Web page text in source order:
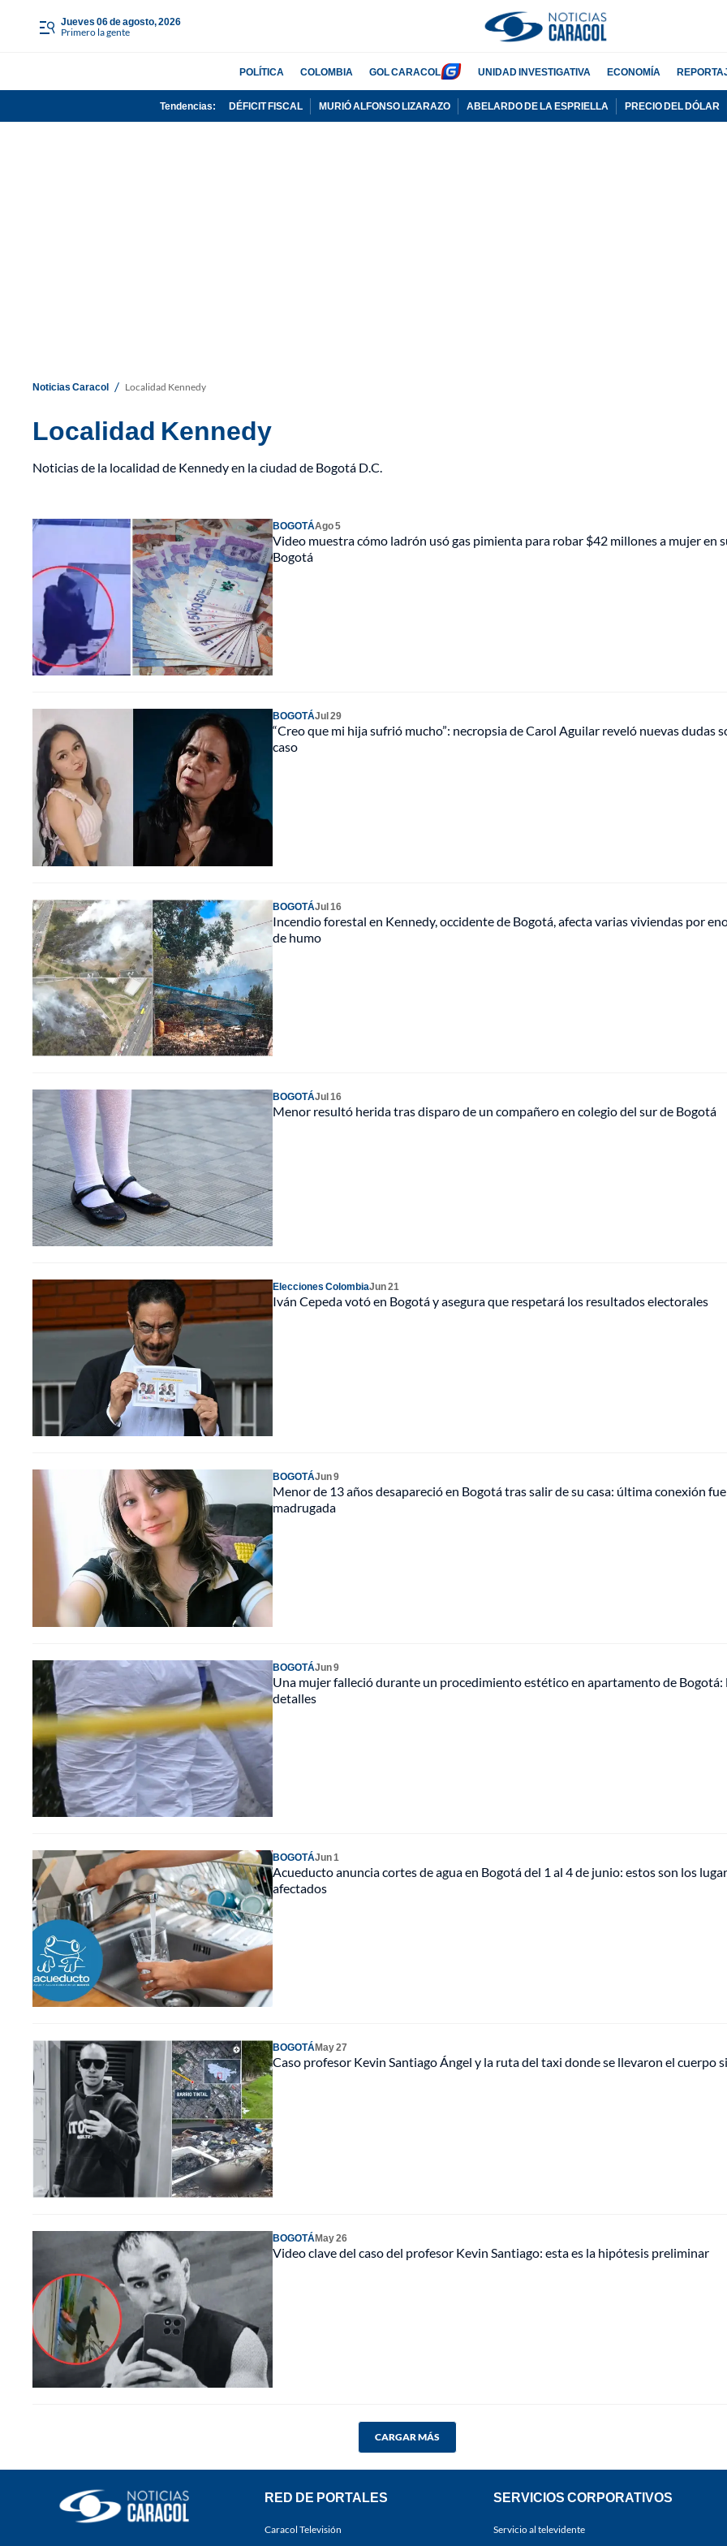
jueves 06 de agosto, 2026
Primero la gente
POLÍTICA COLOMBIA GOL CARACOL UNIDAD INVESTIGATIVA ECONOMÍA
Tendencias: DÉFICIT FISCAL MURIÓ ALFONSO LIZARAZO ABELARDO DE LA ESPRIELLA PRECIO DEL DÓLAR
Noticias Caracol / Localidad Kennedy
Localidad Kennedy
Noticias de la localidad de Kennedy en la ciudad de Bogotá D.C.
BOGOTÁAgo 5
Video muestra cómo ladrón usó gas pimienta para robar $42 millones a mujer en
Bogotá
BOGOTÁJul 29
“Creo que mi hija sufrió mucho”: necropsia de Carol Aguilar reveló nuevas dudas
caso
BOGOTÁJul 16
Incendio forestal en Kennedy, occidente de Bogotá, afecta varias viviendas por
de humo
BOGOTÁJul 16
Menor resultó herida tras disparo de un compañero en colegio del sur de Bogotá
Elecciones ColombiaJun 21
Iván Cepeda votó en Bogotá y asegura que respetará los resultados electorales
BOGOTÁJun 9
Menor de 13 años desapareció en Bogotá tras salir de su casa: última conexión
madrugada
BOGOTÁJun 9
Una mujer falleció durante un procedimiento estético en apartamento de Bogotá:
detalles
BOGOTÁJun 1
Acueducto anuncia cortes de agua en Bogotá del 1 al 4 de junio: estos son los
afectados
BOGOTÁMay 27
Caso profesor Kevin Santiago Ángel y la ruta del taxi donde se llevaron el cuerpo
BOGOTÁMay 26
Video clave del caso del profesor Kevin Santiago: esta es la hipótesis preliminar
CARGAR MÁS
RED DE PORTALES
Caracol Televisión
SERVICIOS CORPORATIVOS
Servicio al televidente